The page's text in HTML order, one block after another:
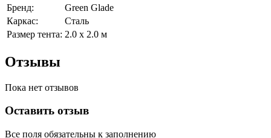
Бренд:
Green Glade
Каркас:
Сталь
Размер тента: 2.0 х 2.0 м
Отзывы
Пока нет отзывов
Оставить отзыв
Все поля обязательны к заполнению